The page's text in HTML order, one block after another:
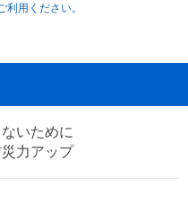
用ください。
いために
力アップ